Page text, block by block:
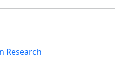
Research